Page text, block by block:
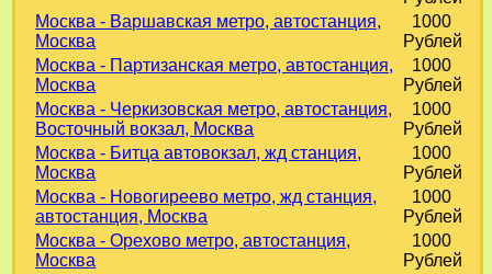
Москва - Варшавская метро, автостанция,
Москва
1000
Рублей
Москва - Партизанская метро, автостанция,
Москва
1000
Рублей
Москва - Черкизовская метро, автостанция,
Восточный вокзал, Москва
1000
Рублей
Москва - Битца автовокзал, жд станция,
Москва
1000
Рублей
Москва - Новогиреево метро, жд станция,
автостанция, Москва
1000
Рублей
Москва - Орехово метро, автостанция,
Москва
1000
Рублей